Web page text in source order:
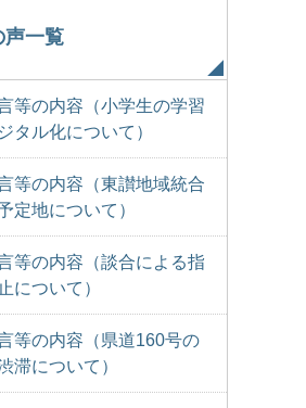
声一覧
等の内容（小学生の学習
タル化について）
等の内容（東讃地域統合
定地について）
等の内容（談合による指
について）
等の内容（県道160号の
滞について）